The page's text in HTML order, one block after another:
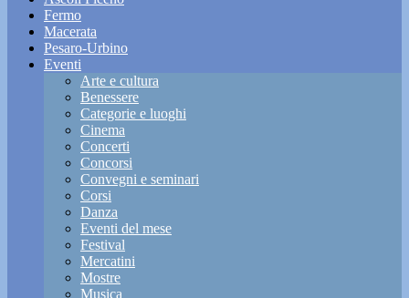
Fermo
Macerata
Pesaro-Urbino
Eventi
Arte e cultura
Benessere
Categorie e luoghi
Cinema
Concerti
Concorsi
Convegni e seminari
Corsi
Danza
Eventi del mese
Festival
Mercatini
Mostre
Musica